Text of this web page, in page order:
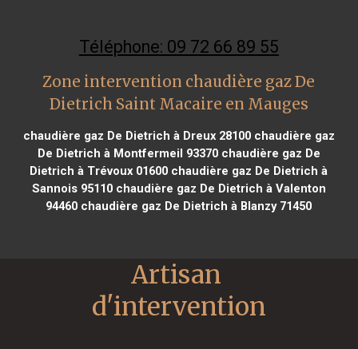
Téléphone: 09 72 66 89 55
Zone intervention chaudière gaz De
Dietrich Saint Macaire en Mauges
chaudière gaz De Dietrich à Dreux 28100chaudière gaz
De Dietrich à Montfermeil 93370chaudière gaz De
Dietrich à Trévoux 01600 chaudière gaz De Dietrich à
Sannois 95110chaudière gaz De Dietrich à Valenton
94460 chaudière gaz De Dietrich à Blanzy 71450
Artisan
d'intervention